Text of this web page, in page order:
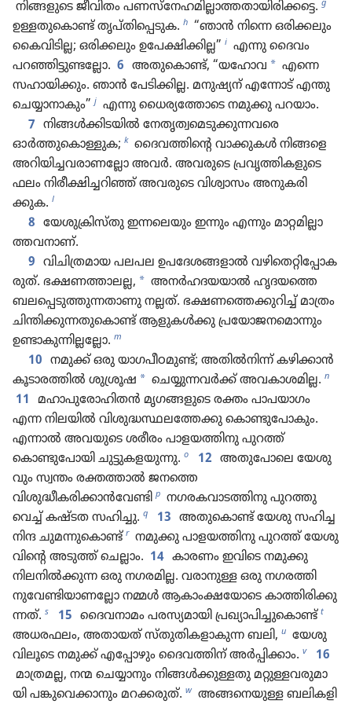
നിങ്ങളുടെ ജീവിതം പണസ്‌നേ​ഹ​മി​ല്ലാ​ത്ത​താ​യി​രി​ക്കട്ടെ. g
ഉള്ളതു​കൊ​ണ്ട്‌ തൃപ്‌തിപ്പെ​ടുക. h “ഞാൻ നിന്നെ ഒരിക്ക​ലും
കൈവി​ടില്ല; ഒരിക്ക​ലും ഉപേക്ഷി​ക്കില്ല” i എന്നു ദൈവം
പറഞ്ഞി​ട്ടു​ണ്ട​ല്ലോ. 6 അതുകൊണ്ട്‌, “യഹോവ * എന്നെ
സഹായി​ക്കും. ഞാൻ പേടി​ക്കില്ല. മനുഷ്യ​ന്‌ എന്നോട്‌ എന്തു
ചെയ്യാ​നാ​കും” j എന്നു ധൈര്യത്തോ​ടെ നമുക്കു പറയാം.
7 നിങ്ങൾക്കിടയിൽ നേതൃ​ത്വമെ​ടു​ക്കു​ന്ന​വരെ
ഓർത്തുകൊ​ള്ളുക; k ദൈവ​ത്തി​ന്റെ വാക്കുകൾ നിങ്ങളെ
അറിയി​ച്ച​വ​രാ​ണ​ല്ലോ അവർ. അവരുടെ പ്രവൃ​ത്തി​ക​ളു​ടെ
ഫലം നിരീ​ക്ഷി​ച്ച​റിഞ്ഞ്‌ അവരുടെ വിശ്വാ​സം അനുക​രി​
ക്കുക. l
8 യേശുക്രിസ്‌തു ഇന്നലെ​യും ഇന്നും എന്നും മാറ്റമി​ല്ലാ​
ത്ത​വ​നാണ്‌.
9 വിചിത്രമായ പലപല ഉപദേ​ശ​ങ്ങ​ളാൽ വഴി​തെ​റ്റിപ്പോ​ക​
രുത്‌. ഭക്ഷണത്താ​ലല്ല, * അനർഹ​ദ​യ​യാൽ ഹൃദയത്തെ
ബലപ്പെ​ടു​ത്തു​ന്ന​താ​ണു നല്ലത്‌. ഭക്ഷണ​ത്തെ​ക്കു​റിച്ച്‌ മാത്രം
ചിന്തി​ക്കു​ന്ന​തുകൊണ്ട്‌ ആളുകൾക്കു പ്രയോ​ജ​നമൊ​ന്നും
ഉണ്ടാകു​ന്നി​ല്ല​ല്ലോ. m
10 നമുക്ക്‌ ഒരു യാഗപീ​ഠ​മുണ്ട്‌; അതിൽനി​ന്ന്‌ കഴിക്കാൻ
കൂടാ​ര​ത്തിൽ ശുശ്രൂഷ * ചെയ്യു​ന്ന​വർക്ക്‌ അവകാ​ശ​മില്ല. n
11
മഹാപുരോഹിതൻ മൃഗങ്ങ​ളു​ടെ രക്തം പാപയാ​ഗം
എന്ന നിലയിൽ വിശു​ദ്ധ​സ്ഥ​ലത്തേക്കു കൊണ്ടുപോ​കും.
എന്നാൽ അവയുടെ ശരീരം പാളയ​ത്തി​നു പുറത്ത്‌
കൊണ്ടുപോ​യി ചുട്ടു​ക​ള​യു​ന്നു. o 12 അതുപോലെ യേശു​
വും സ്വന്തം രക്തത്താൽ ജനത്തെ
വിശുദ്ധീകരിക്കാൻവേണ്ടി p നഗരക​വാ​ട​ത്തി​നു പുറത്തു​
വെച്ച്‌ കഷ്ടത സഹിച്ചു. q 13 അതുകൊണ്ട്‌ യേശു സഹിച്ച
നിന്ദ ചുമന്നുകൊണ്ട്‌ r നമുക്കു പാളയ​ത്തി​നു പുറത്ത്‌ യേശു​
വി​ന്റെ അടുത്ത്‌ ചെല്ലാം. 14 കാരണം ഇവിടെ നമുക്കു
നിലനിൽക്കുന്ന ഒരു നഗരമില്ല. വരാനുള്ള ഒരു നഗരത്തി​
നുവേ​ണ്ടി​യാ​ണ​ല്ലോ നമ്മൾ ആകാം​ക്ഷയോ​ടെ കാത്തി​രി​ക്കു​
ന്നത്‌. s 15 ദൈവനാമം പരസ്യ​മാ​യി പ്രഖ്യാപിച്ചുകൊണ്ട്‌ t
അധരഫലം, അതായത്‌ സ്‌തു​തി​ക​ളാ​കുന്ന ബലി, u യേശു​
വി​ലൂ​ടെ നമുക്ക്‌ എപ്പോ​ഴും ദൈവ​ത്തിന്‌ അർപ്പി​ക്കാം. v
16
മാത്രമല്ല, നന്മ ചെയ്യാ​നും നിങ്ങൾക്കു​ള്ളതു മറ്റുള്ള​വ​രു​മാ​
യി പങ്കു​വെ​ക്കാ​നും മറക്കരു​ത്‌. w അങ്ങനെ​യുള്ള ബലിക​ളി​